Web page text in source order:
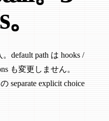
default path は hooks /
も変更しません。
separate explicit choice